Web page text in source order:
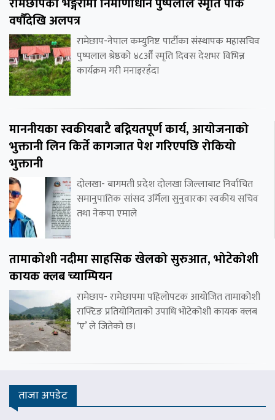
वर्षौंदेखि अलपत्र
रामेछाप-नेपाल कम्युनिष्ट पार्टीका संस्थापक महासचिव
पुष्पलाल श्रेष्ठको ४८औँ स्मृति दिवस देशभर विभिन्न
कार्यक्रम गरी मनाइरहँदा
माननीयका स्वकीयबाटै बद्नियतपूर्ण कार्य, आयोजनाको
भुक्तानी लिन किर्ते कागजात पेश गरिएपछि रोकियो
भुक्तानी
दोलखा- बागमती प्रदेश दोलखा जिल्लाबाट निर्वाचित
समानुपातिक सांसद उर्मिला सुनुवारका स्वकीय सचिव
तथा नेकपा एमाले
तामाकोशी नदीमा साहसिक खेलको सुरुआत, भोटेकोशी
कायक क्लब च्याम्पियन
रामेछाप- रामेछापमा पहिलोपटक आयोजित तामाकोशी
राफ्टिङ प्रतियोगिताको उपाधि भोटेकोशी कायक क्लब
‘ए’ ले जितेको छ।
ताजा अपडेट